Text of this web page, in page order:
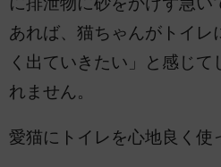
あれば、猫ちゃんがトイレ
く出ていきたい」と感じて
れません。
愛猫にトイレを心地良く使